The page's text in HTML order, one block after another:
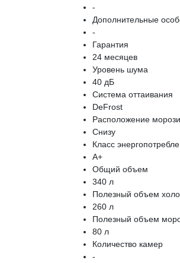
-
Дополнительные
-
Гарантия
24 месяцев
Уровень шума
40 дБ
Cистема оттаивания
DeFrost
Расположение
Снизу
Класс
A+
Oбщий объем
340 л
Полезный объем
260 л
Полезный объем
80 л
Количество камер
-